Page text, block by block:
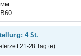
мм
4 St.
21-28 Tag (e)